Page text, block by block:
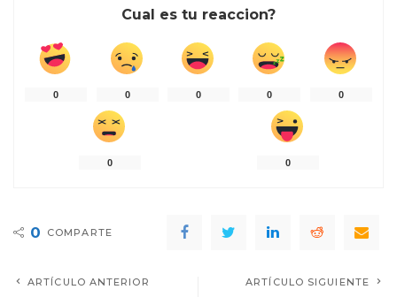
Cual es tu reaccion?
0 0 0 0 0
0 0
0 COMPARTE
ARTÍCULO ANTERIOR ARTÍCULO SIGUIENTE